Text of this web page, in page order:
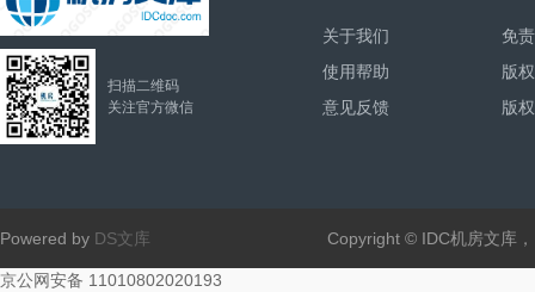
扫描二维码
关注官方微信
关于我们
使用帮助
意见反馈
免
版
版
Powered by DS文库 Copyright © IDC机房文库
京公网安备 11010802020193